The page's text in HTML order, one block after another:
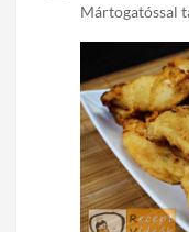
Mártogatóssal